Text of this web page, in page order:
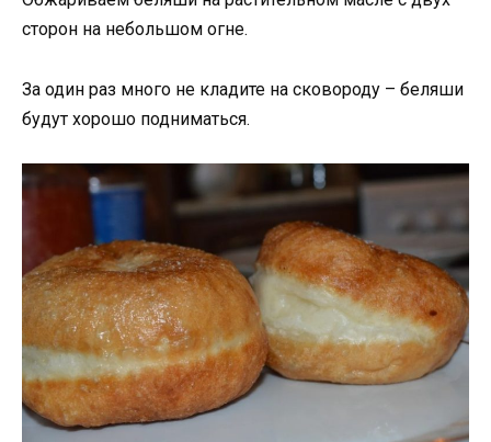
сторон на небольшом огне.
За один раз много не кладите на сковороду – беляши
будут хорошо подниматься.